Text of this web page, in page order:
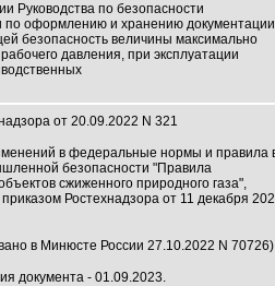
Руководства по безопасности
по оформлению и хранению
безопасность величины максимально
давления, при эксплуатации
от 20.09.2022 N 321
в федеральные нормы и правила
безопасности "Правила
сжиженного природного газа",
Ростехнадзора от 11 декабря
в Минюсте России 27.10.2022 N 70726)
документа - 01.09.2023.